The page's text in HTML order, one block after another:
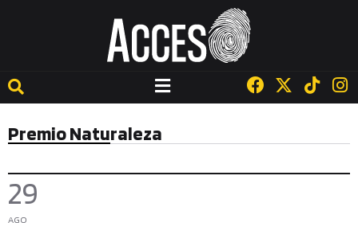
Premio Naturaleza
29
AGO